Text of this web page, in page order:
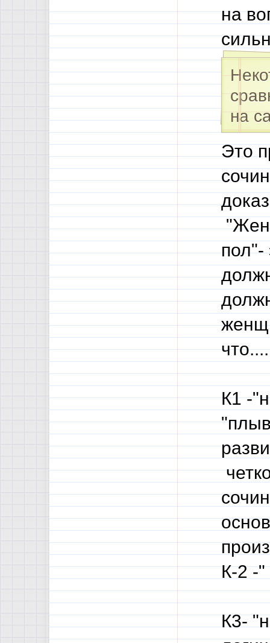
на
на
Это
пол"-
что....
К1 -
К-2 -"
К3-